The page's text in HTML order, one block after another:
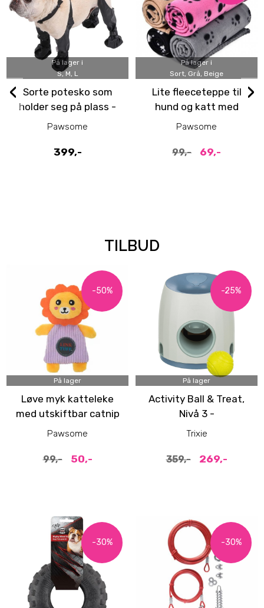
På lager i
S, M, L
Sorte potesko som
holder seg på plass -
4pk med holder
Pawsome
399,-
På lager i
Sort, Grå, Beige
Lite fleeceteppe til
hund og katt med
potetrykk 60x70cm
Pawsome
99,- 69,-
‹ ›
TILBUD
-50%
På lager
Løve myk katteleke
med utskiftbar catnip
Pawsome
99,- 50,-
-25%
På lager
Activity Ball & Treat,
Nivå 3 -
aktiviseringsleke til
Trixie
359,- 269,-
-30% -30%